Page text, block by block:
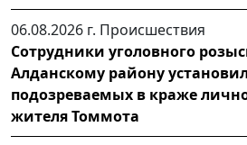
06.08.2026 г. Происшествия
Сотрудники уголовного
Алданскому району
подозреваемых в краже
жителя Томмота